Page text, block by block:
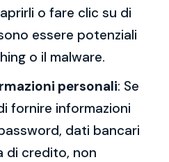
o fare clic su di
essere potenziali
o il malware.
personali: Se
fornire informazioni
dati bancari
di credito, non